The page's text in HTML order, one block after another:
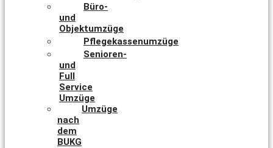
Büro-
und
Objektumzüge
Pflegekassenumzüge
Senioren-
und
Full
Service
Umzüge
Umzüge
nach
dem
BUKG